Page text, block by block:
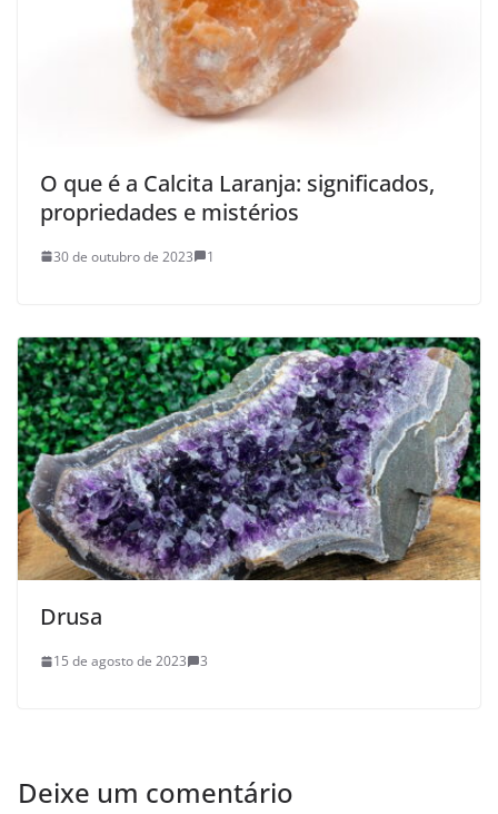
O que é a Calcita Laranja: significados,
propriedades e mistérios
30 de outubro de 2023 1
Drusa
15 de agosto de 2023 3
Deixe um comentário